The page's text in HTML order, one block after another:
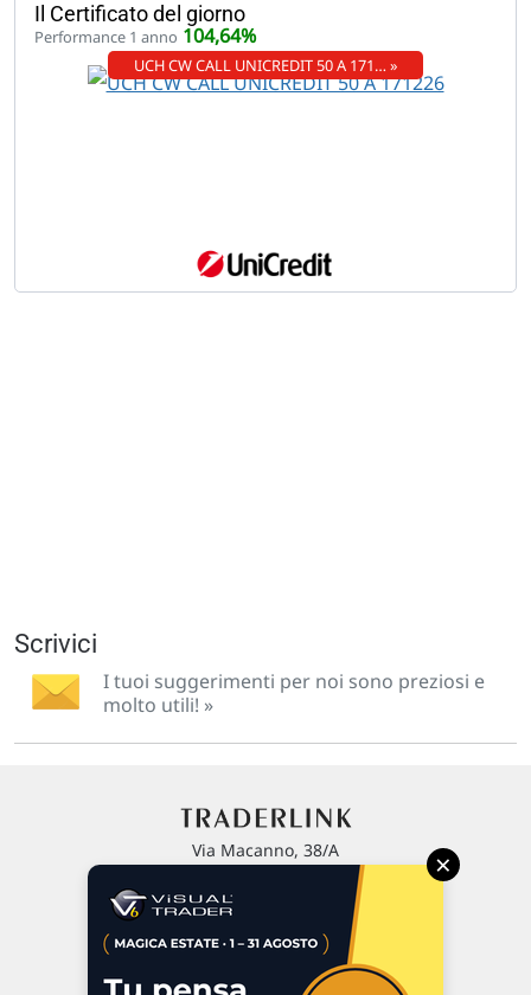
Il Certificato del giorno
Performance 1 anno 104,64%
UCH CW CALL UNICREDIT 50 A 171… »
Scrivici
I tuoi suggerimenti per noi sono preziosi e
molto utili! »
Via Macanno, 38/A
P.IVA 02 452 460 401
×